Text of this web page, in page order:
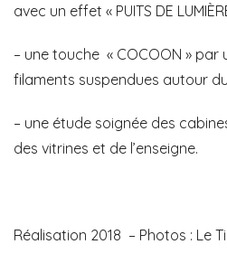
avec un effet « PUITS DE
– une touche « COCOON » par
filaments suspendues autour du
– une étude soignée des
des vitrines et de l’enseigne.
Réalisation 2018 – Photos : Le